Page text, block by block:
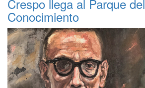
Crespo llega al Parque del
Conocimiento